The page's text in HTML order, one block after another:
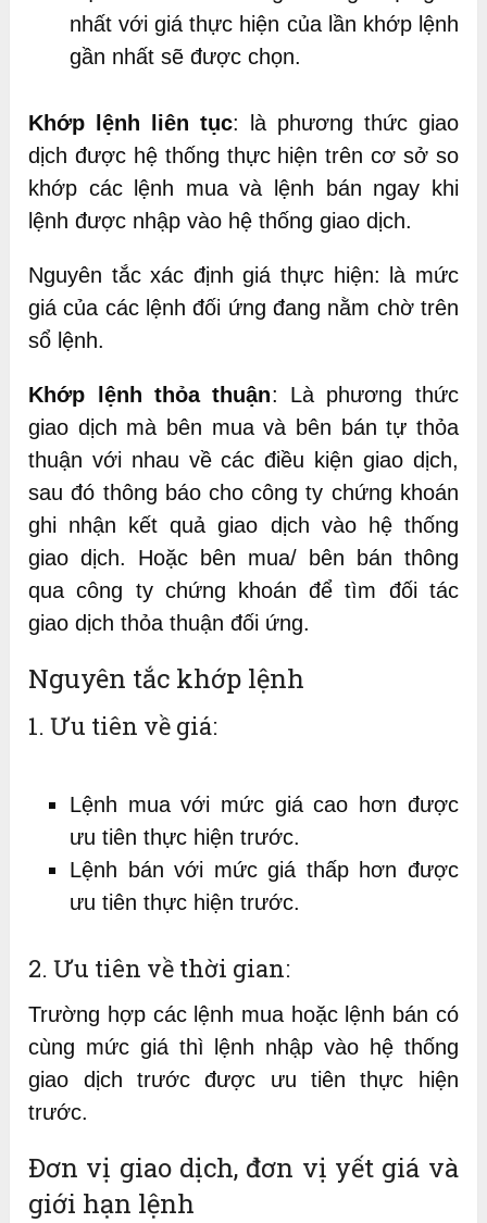
nhất với giá thực hiện của lần khớp lệnh
gần nhất sẽ được chọn.
Khớp lệnh liên tục: là phương thức giao
dịch được hệ thống thực hiện trên cơ sở so
khớp các lệnh mua và lệnh bán ngay khi
lệnh được nhập vào hệ thống giao dịch.
Nguyên tắc xác định giá thực hiện: là mức
giá của các lệnh đối ứng đang nằm chờ trên
sổ lệnh.
Khớp lệnh thỏa thuận: Là phương thức
giao dịch mà bên mua và bên bán tự thỏa
thuận với nhau về các điều kiện giao dịch,
sau đó thông báo cho công ty chứng khoán
ghi nhận kết quả giao dịch vào hệ thống
giao dịch. Hoặc bên mua/ bên bán thông
qua công ty chứng khoán để tìm đối tác
giao dịch thỏa thuận đối ứng.
Nguyên tắc khớp lệnh
1. Ưu tiên về giá:
Lệnh mua với mức giá cao hơn được
ưu tiên thực hiện trước.
Lệnh bán với mức giá thấp hơn được
ưu tiên thực hiện trước.
2. Ưu tiên về thời gian:
Trường hợp các lệnh mua hoặc lệnh bán có
cùng mức giá thì lệnh nhập vào hệ thống
giao dịch trước được ưu tiên thực hiện
trước.
Đơn vị giao dịch, đơn vị yết giá và
giới hạn lệnh